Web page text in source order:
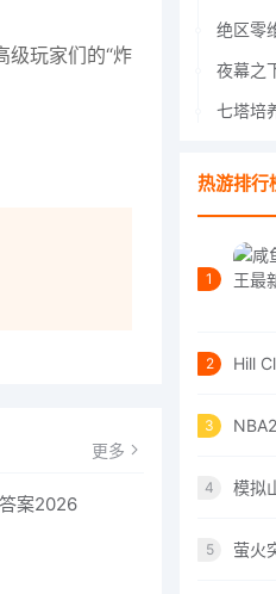
级玩家们的“炸
更多
案2026
热游排行
1
2 Hill
3
4 模拟
5 萤火